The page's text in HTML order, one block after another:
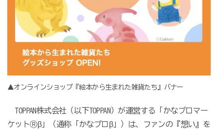
▲オンラインショップ『絵本から生まれた雑貨たち』バナー
TOPPAN株式会社（以下TOPPAN）が運営する「かなプロマー
ケットⓇβ」（通称「かなプロβ」）は、ファンの『想い』を